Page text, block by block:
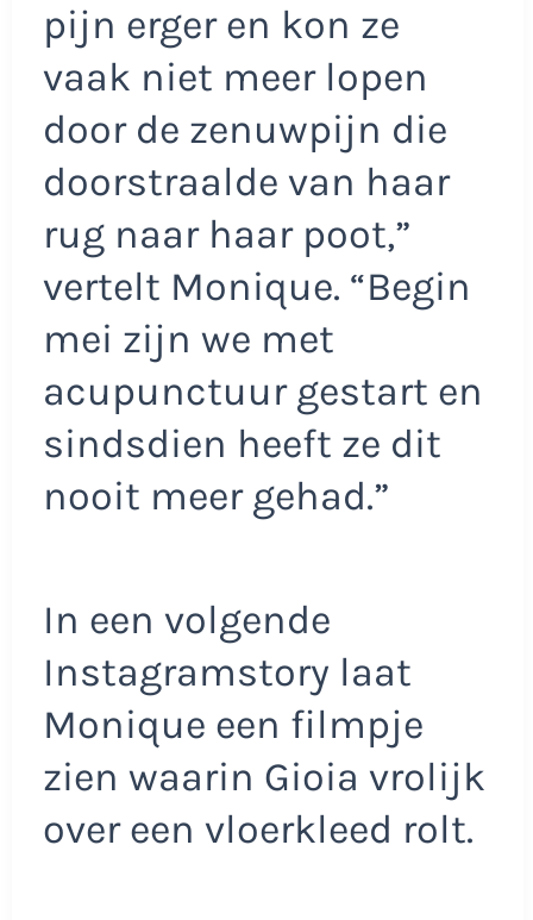
pijn erger en kon ze
vaak niet meer lopen
door de zenuwpijn die
doorstraalde van haar
rug naar haar poot,”
vertelt Monique. “Begin
mei zijn we met
acupunctuur gestart en
sindsdien heeft ze dit
nooit meer gehad.”
In een volgende
Instagramstory laat
Monique een filmpje
zien waarin Gioia vrolijk
over een vloerkleed rolt.